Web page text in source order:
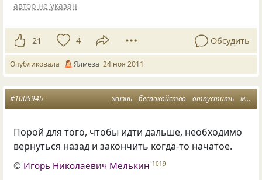
автор не указан
21 4 Обсудить
Опубликовала Ялмеза 24 ноя 2011
жизнь беспокойство отпустить мысли
#1005945
Порой для того, чтобы идти дальше, необходимо
вернуться назад и закончить когда-то начатое.
© Игорь Николаевич Мелькин 1019